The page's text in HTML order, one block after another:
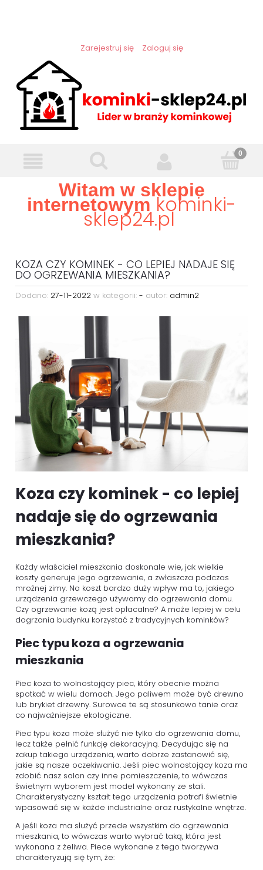
Zarejestruj się Zaloguj się
Witam w sklepie
internetowym kominki-
sklep24.pl
KOZA CZY KOMINEK - CO LEPIEJ NADAJE SIĘ
DO OGRZEWANIA MIESZKANIA?
Dodano: 27-11-2022 w kategorii: - autor: admin2
Koza czy kominek - co lepiej
nadaje się do ogrzewania
mieszkania?
Każdy właściciel mieszkania doskonale wie, jak wielkie
koszty generuje jego ogrzewanie, a zwłaszcza podczas
mroźnej zimy. Na koszt bardzo duży wpływ ma to, jakiego
urządzenia grzewczego używamy do ogrzewania domu.
Czy ogrzewanie kozą jest opłacalne? A może lepiej w celu
dogrzania budynku korzystać z tradycyjnych kominków?
Piec typu koza a ogrzewania
mieszkania
Piec koza to wolnostojący piec, który obecnie można
spotkać w wielu domach. Jego paliwem może być drewno
lub brykiet drzewny. Surowce te są stosunkowo tanie oraz
co najważniejsze ekologiczne.
Piec typu koza może służyć nie tylko do ogrzewania domu,
lecz także pełnić funkcję dekoracyjną. Decydując się na
zakup takiego urządzenia, warto dobrze zastanowić się,
jakie są nasze oczekiwania. Jeśli piec wolnostojący koza ma
zdobić nasz salon czy inne pomieszczenie, to wówczas
świetnym wyborem jest model wykonany ze stali.
Charakterystyczny kształt tego urządzenia potrafi świetnie
wpasować się w każde industrialne oraz rustykalne wnętrze.
A jeśli koza ma służyć przede wszystkim do ogrzewania
mieszkania, to wówczas warto wybrać taką, która jest
wykonana z żeliwa. Piece wykonane z tego tworzywa
charakteryzują się tym, że: